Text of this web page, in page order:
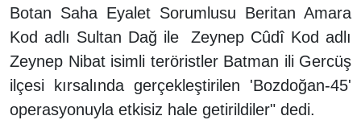
Botan Saha Eyalet Sorumlusu Beritan Amara
Kod adlı Sultan Dağ ile Zeynep Cûdî Kod adlı
Zeynep Nibat isimli teröristler Batman ili Gercüş
ilçesi kırsalında gerçekleştirilen 'Bozdoğan-45'
operasyonuyla etkisiz hale getirildiler" dedi.